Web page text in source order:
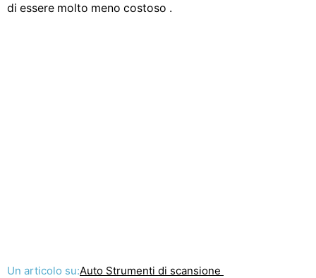
di essere molto meno costoso .
Un articolo su:Auto Strumenti di scansione